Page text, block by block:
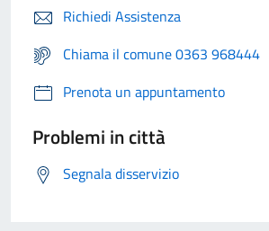
Richiedi Assistenza
Chiama il comune 0363 968444
Prenota un appuntamento
Problemi in città
Segnala disservizio